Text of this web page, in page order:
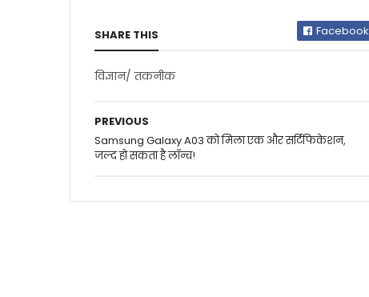
SHARE THIS Facebook
विज्ञान/ तकनीक
PREVIOUS
Samsung Galaxy A03 को मिला एक और सर्टिफिकेशन,
जल्द हो सकता है लॉन्च!